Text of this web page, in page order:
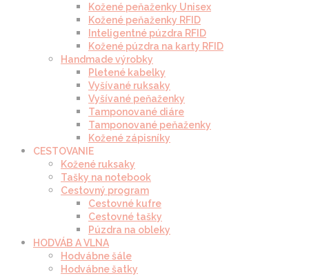
Kožené peňaženky Unisex
Kožené peňaženky RFID
Inteligentné púzdra RFID
Kožené púzdra na karty RFID
Handmade výrobky
Pletené kabelky
Vyšívané ruksaky
Vyšívané peňaženky
Tamponované diáre
Tamponované peňaženky
Kožené zápisníky
CESTOVANIE
Kožené ruksaky
Tašky na notebook
Cestovný program
Cestovné kufre
Cestovné tašky
Púzdra na obleky
HODVÁB A VLNA
Hodvábne šále
Hodvábne šatky